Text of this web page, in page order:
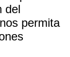
del
permita